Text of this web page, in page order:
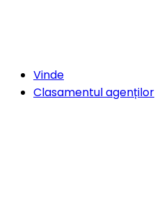
Vinde
Clasamentul agenților